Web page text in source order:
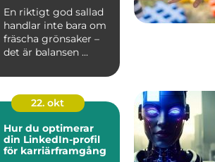
En riktigt god sallad
handlar inte bara om
fräscha grönsaker –
det är balansen ...
22. okt
Hur du optimerar
din LinkedIn-profil
för karriärframgång